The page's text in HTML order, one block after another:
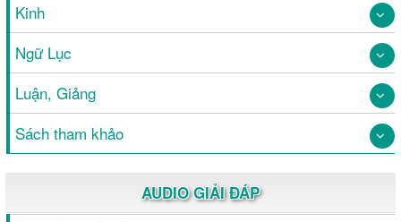
Kinh
Ngữ Lục
Luận, Giảng
Sách tham khảo
AUDIO GIẢI ĐÁP